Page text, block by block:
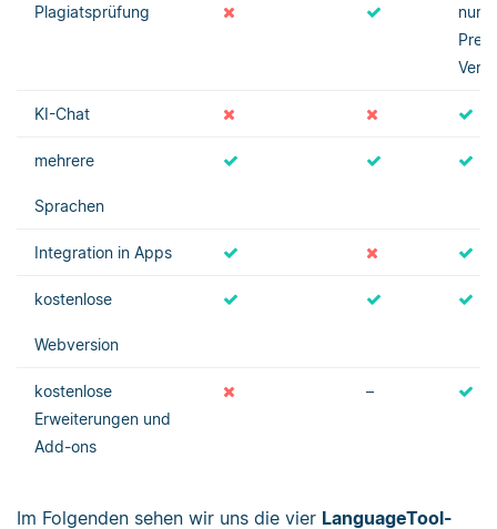
Plagiatsprüfung
nur
KI-Chat
mehrere
Sprachen
Integration in Apps
kostenlose
Webversion
kostenlose
Erweiterungen und
Add-ons
–
Im Folgenden sehen wir uns die vier LanguageTool-